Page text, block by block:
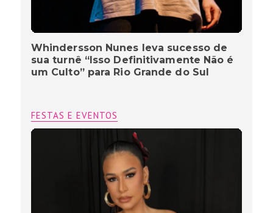
Whindersson Nunes leva sucesso de
sua turnê “Isso Definitivamente Não é
um Culto” para Rio Grande do Sul
FESTAS E EVENTOS